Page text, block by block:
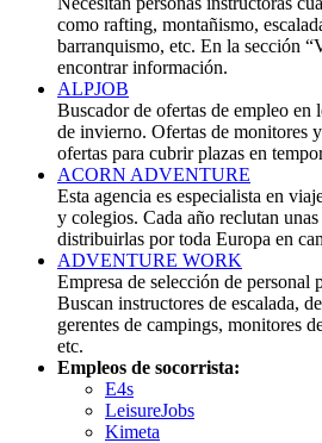
como rafting, montañismo,
barranquismo, etc. En la sección
encontrar información.
ALPJOB
Buscador de ofertas de empleo en
de invierno. Ofertas de monitores
ofertas para cubrir plazas en
ACORN ADVENTURE
Esta agencia es especialista en
y colegios. Cada año reclutan unas
distribuirlas por toda Europa en
ADVENTURE WORK
Empresa de selección de personal
Buscan instructores de escalada,
gerentes de campings, monitores
etc.
Empleos de socorrista:
E4s
LeisureJobs
Kimeta